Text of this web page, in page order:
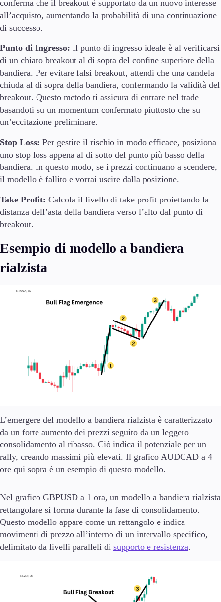
conferma che il breakout è supportato da un nuovo interesse
all’acquisto, aumentando la probabilità di una continuazione
di successo.
Punto di Ingresso: Il punto di ingresso ideale è al verificarsi
di un chiaro breakout al di sopra del confine superiore della
bandiera. Per evitare falsi breakout, attendi che una candela
chiuda al di sopra della bandiera, confermando la validità del
breakout. Questo metodo ti assicura di entrare nel trade
basandoti su un momentum confermato piuttosto che su
un’eccitazione preliminare.
Stop Loss: Per gestire il rischio in modo efficace, posiziona
uno stop loss appena al di sotto del punto più basso della
bandiera. In questo modo, se i prezzi continuano a scendere,
il modello è fallito e vorrai uscire dalla posizione.
Take Profit: Calcola il livello di take profit proiettando la
distanza dell’asta della bandiera verso l’alto dal punto di
breakout.
Esempio di modello a bandiera
rialzista
L’emergere del modello a bandiera rialzista è caratterizzato
da un forte aumento dei prezzi seguito da un leggero
consolidamento al ribasso. Ciò indica il potenziale per un
rally, creando massimi più elevati. Il grafico AUDCAD a 4
ore qui sopra è un esempio di questo modello.
Nel grafico GBPUSD a 1 ora, un modello a bandiera rialzista
rettangolare si forma durante la fase di consolidamento.
Questo modello appare come un rettangolo e indica
movimenti di prezzo all’interno di un intervallo specifico,
delimitato da livelli paralleli di supporto e resistenza.